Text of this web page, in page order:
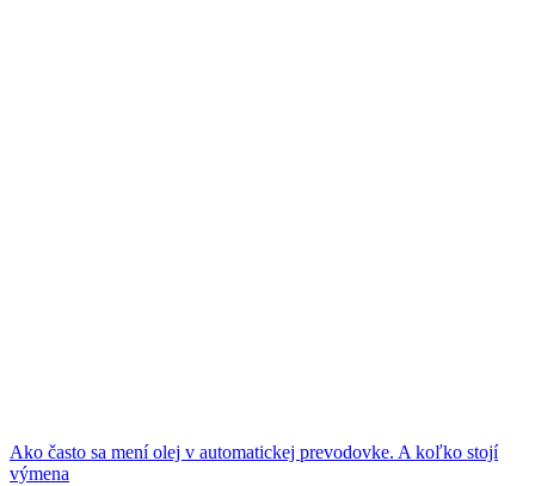
Ako často sa mení olej v automatickej prevodovke. A koľko stojí
výmena